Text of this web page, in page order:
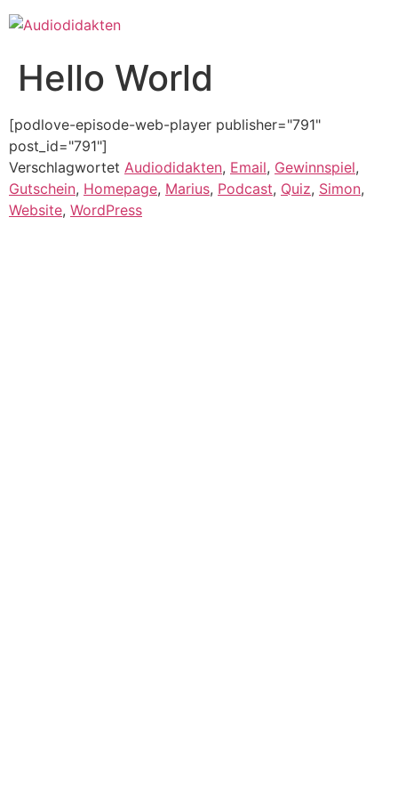
Zum
Inhalt
Hello World
[podlove-episode-web-player publisher="791"
post_id="791"]
Verschlagwortet Audiodidakten, Email, Gewinnspiel,
Gutschein, Homepage, Marius, Podcast, Quiz, Simon,
Website, WordPress